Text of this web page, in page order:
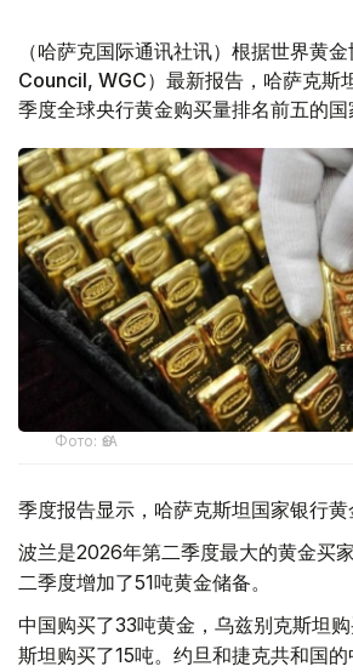
（哈萨克国际通讯社讯）根据世界黄
Council, WGC）最新报告，哈萨克斯
季度全球央行黄金购买量排名前五的国
Фото: ӨзА
季度报告显示，哈萨克斯坦国家银行黄
波兰是2026年第二季度最大的黄金买
二季度增加了51吨黄金储备。
中国购买了33吨黄金，乌兹别克斯坦
斯坦购买了15吨。约旦和捷克共和国